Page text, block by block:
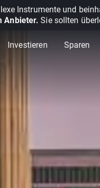
Instrumente und
Anbieter. Sie sollten
Investieren Sparen